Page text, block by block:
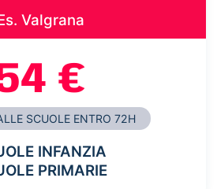
Valgrana
€
SCUOLE ENTRO 72H
INFANZIA
PRIMARIE